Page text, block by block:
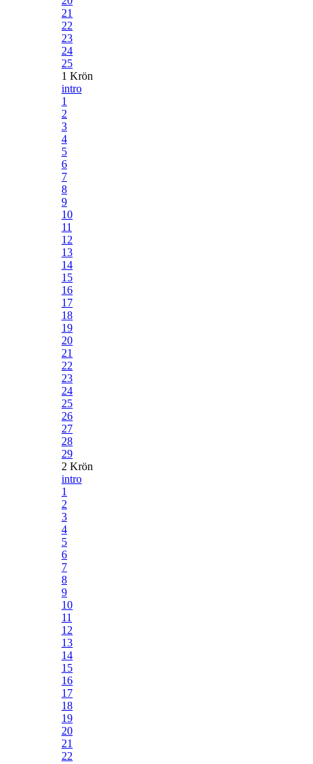
21
22
23
24
25
1 Krön
intro
1
2
3
4
5
6
7
8
9
10
11
12
13
14
15
16
17
18
19
20
21
22
23
24
25
26
27
28
29
2 Krön
intro
1
2
3
4
5
6
7
8
9
10
11
12
13
14
15
16
17
18
19
20
21
22